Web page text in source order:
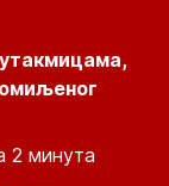
утакмицама,
2 минута